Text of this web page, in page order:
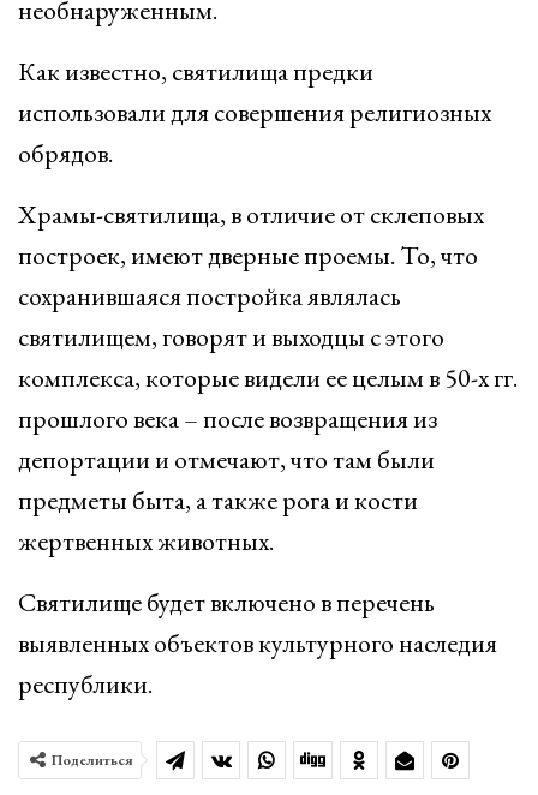
необнаруженным.
Как известно, святилища предки
использовали для совершения религиозных
обрядов.
Храмы-святилища, в отличие от склеповых
построек, имеют дверные проемы. То, что
сохранившаяся постройка являлась
святилищем, говорят и выходцы с этого
комплекса, которые видели ее целым в 50-х гг.
прошлого века – после возвращения из
депортации и отмечают, что там были
предметы быта, а также рога и кости
жертвенных животных.
Святилище будет включено в перечень
выявленных объектов культурного наследия
республики.
Поделиться